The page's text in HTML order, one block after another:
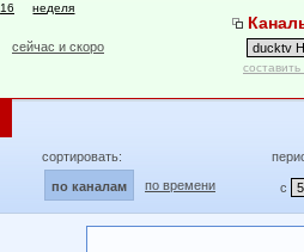
16 неделя
сейчас и скоро
сортировать:
по каналам по времени с